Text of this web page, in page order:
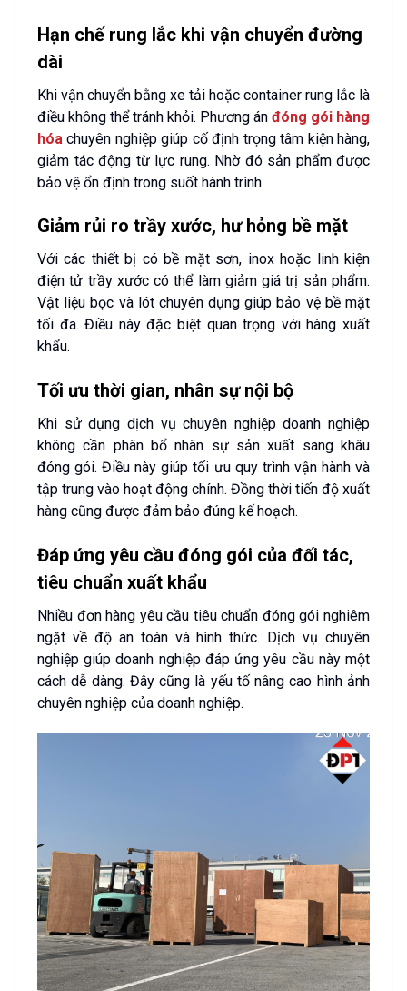
Hạn chế rung lắc khi vận chuyển đường
dài
Khi vận chuyển bằng xe tải hoặc container rung lắc là
điều không thể tránh khỏi. Phương án đóng gói hàng
hóa chuyên nghiệp giúp cố định trọng tâm kiện hàng,
giảm tác động từ lực rung. Nhờ đó sản phẩm được
bảo vệ ổn định trong suốt hành trình.
Giảm rủi ro trầy xước, hư hỏng bề mặt
Với các thiết bị có bề mặt sơn, inox hoặc linh kiện
điện tử trầy xước có thể làm giảm giá trị sản phẩm.
Vật liệu bọc và lót chuyên dụng giúp bảo vệ bề mặt
tối đa. Điều này đặc biệt quan trọng với hàng xuất
khẩu.
Tối ưu thời gian, nhân sự nội bộ
Khi sử dụng dịch vụ chuyên nghiệp doanh nghiệp
không cần phân bổ nhân sự sản xuất sang khâu
đóng gói. Điều này giúp tối ưu quy trình vận hành và
tập trung vào hoạt động chính. Đồng thời tiến độ xuất
hàng cũng được đảm bảo đúng kế hoạch.
Đáp ứng yêu cầu đóng gói của đối tác,
tiêu chuẩn xuất khẩu
Nhiều đơn hàng yêu cầu tiêu chuẩn đóng gói nghiêm
ngặt về độ an toàn và hình thức. Dịch vụ chuyên
nghiệp giúp doanh nghiệp đáp ứng yêu cầu này một
cách dễ dàng. Đây cũng là yếu tố nâng cao hình ảnh
chuyên nghiệp của doanh nghiệp.